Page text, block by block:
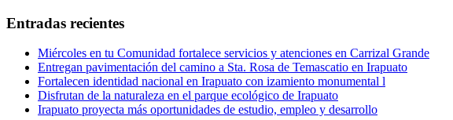
Entradas recientes
Miércoles en tu Comunidad fortalece servicios y atenciones en Carrizal Grande
Entregan pavimentación del camino a Sta. Rosa de Temascatio en Irapuato
Fortalecen identidad nacional en Irapuato con izamiento monumental l
Disfrutan de la naturaleza en el parque ecológico de Irapuato
Irapuato proyecta más oportunidades de estudio, empleo y desarrollo